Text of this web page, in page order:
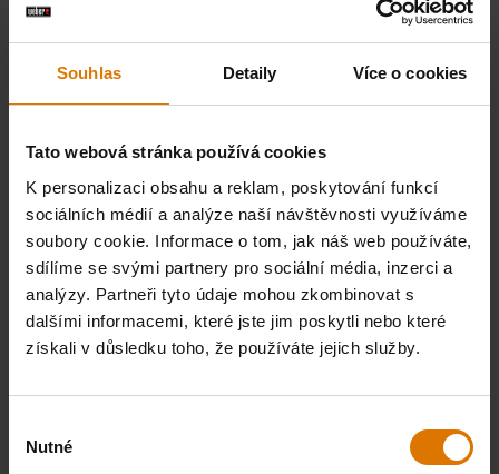
Souhlas Detaily Více o cookies
Tato webová stránka používá cookies
K personalizaci obsahu a reklam, poskytování funkcí
sociálních médií a analýze naší návštěvnosti využíváme
soubory cookie. Informace o tom, jak náš web používáte,
sdílíme se svými partnery pro sociální média, inzerci a
analýzy. Partneři tyto údaje mohou zkombinovat s
dalšími informacemi, které jste jim poskytli nebo které
získali v důsledku toho, že používáte jejich služby.
souhlasu
Nutné